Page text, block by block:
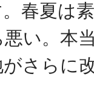
春夏は
い。本
さらに